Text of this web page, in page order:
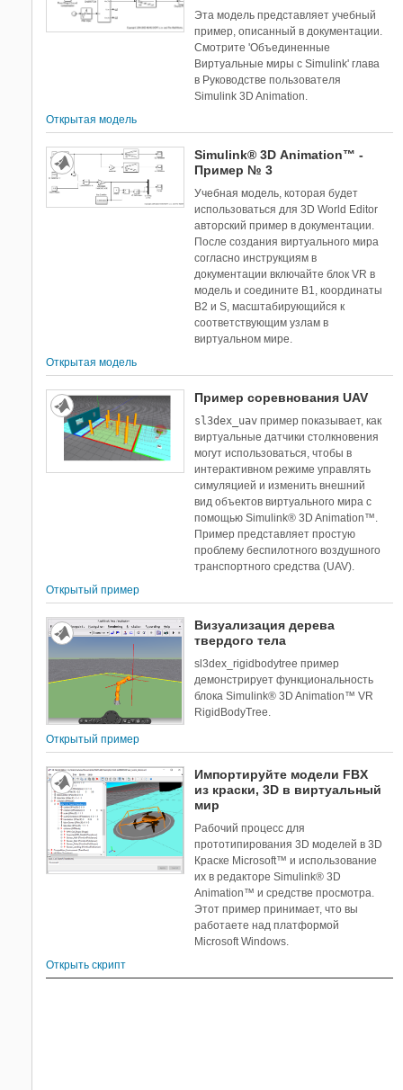
Эта модель представляет учебный
пример, описанный в документации.
Смотрите 'Объединенные
Виртуальные миры с Simulink' глава
в Руководстве пользователя
Simulink 3D Animation.
Открытая модель
Simulink® 3D Animation™ -
Пример № 3
Учебная модель, которая будет
использоваться для 3D World Editor
авторский пример в документации.
После создания виртуального мира
согласно инструкциям в
документации включайте блок VR в
модель и соедините B1, координаты
B2 и S, масштабирующийся к
соответствующим узлам в
виртуальном мире.
Открытая модель
Пример соревнования UAV
sl3dex_uav пример показывает, как
виртуальные датчики столкновения
могут использоваться, чтобы в
интерактивном режиме управлять
симуляцией и изменить внешний
вид объектов виртуального мира с
помощью Simulink® 3D Animation™.
Пример представляет простую
проблему беспилотного воздушного
транспортного средства (UAV).
Открытый пример
Визуализация дерева
твердого тела
sl3dex_rigidbodytree пример
демонстрирует функциональность
блока Simulink® 3D Animation™ VR
RigidBodyTree.
Открытый пример
Импортируйте модели FBX
из краски, 3D в виртуальный
мир
Рабочий процесс для
прототипирования 3D моделей в 3D
Краске Microsoft™ и использование
их в редакторе Simulink® 3D
Animation™ и средстве просмотра.
Этот пример принимает, что вы
работаете над платформой
Microsoft Windows.
Открыть скрипт